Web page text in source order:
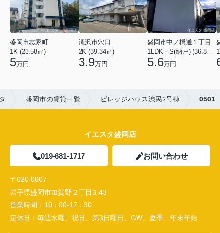
盛岡市志家町
1K (23.58㎡)
5万円
滝沢市穴口
2K (39.34㎡)
3.9万円
盛岡市中ノ橋通１丁目
1LDK＋S(納戸) (36.80㎡)
5.6万円
盛岡市の賃貸一覧 ビレッジハウス渋民2号棟 0501
イエスタ盛岡店
019-681-1717 お問い合わせ
〒020-0807
岩手県盛岡市加賀野２丁目3-43
営業時間： 10：00-17：30
定休日： 毎週水曜、祝日、第3日曜日、GW、夏季、年末年始